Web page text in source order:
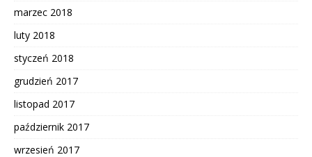
marzec 2018
luty 2018
styczeń 2018
grudzień 2017
listopad 2017
październik 2017
wrzesień 2017